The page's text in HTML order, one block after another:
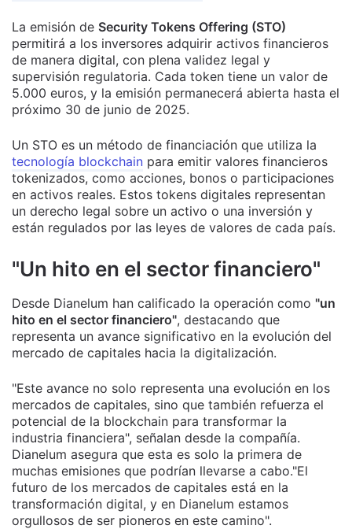
La emisión de Security Tokens Offering (STO)
permitirá a los inversores adquirir activos financieros
de manera digital, con plena validez legal y
supervisión regulatoria. Cada token tiene un valor de
5.000 euros, y la emisión permanecerá abierta hasta el
próximo 30 de junio de 2025.
Un STO es un método de financiación que utiliza la
tecnología blockchain para emitir valores financieros
tokenizados, como acciones, bonos o participaciones
en activos reales. Estos tokens digitales representan
un derecho legal sobre un activo o una inversión y
están regulados por las leyes de valores de cada país.
"Un hito en el sector financiero"
Desde Dianelum han calificado la operación como "un
hito en el sector financiero", destacando que
representa un avance significativo en la evolución del
mercado de capitales hacia la digitalización.
"Este avance no solo representa una evolución en los
mercados de capitales, sino que también refuerza el
potencial de la blockchain para transformar la
industria financiera", señalan desde la compañía.
Dianelum asegura que esta es solo la primera de
muchas emisiones que podrían llevarse a cabo."El
futuro de los mercados de capitales está en la
transformación digital, y en Dianelum estamos
orgullosos de ser pioneros en este camino".